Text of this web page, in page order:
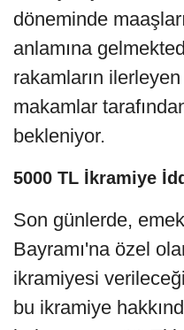
döneminde
anlamına
rakamların
makamlar
bekleniyor.
5000 TL İkramiye
Son günlerde,
Bayramı'na özel
ikramiyesi
bu ikramiye